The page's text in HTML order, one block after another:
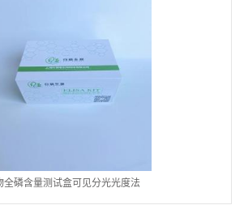
全磷含量测试盒可见分光光度法